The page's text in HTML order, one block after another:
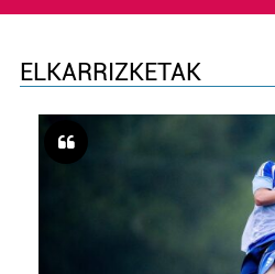
ELKARRIZKETAK